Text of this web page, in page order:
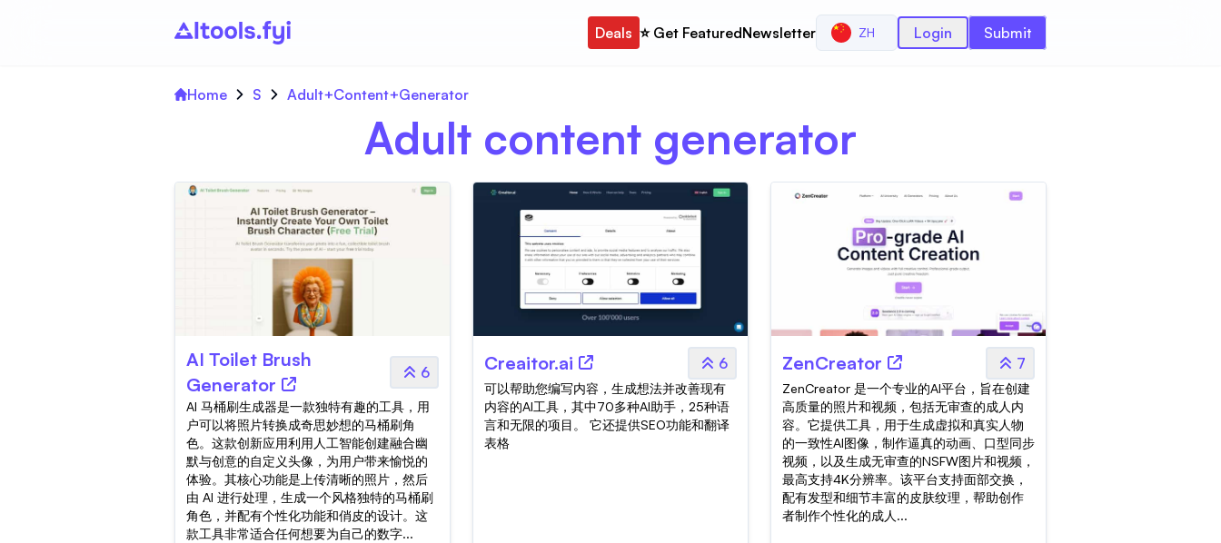
Deals ⭐️ Get FeaturedNewsletter ZH Login Submit
Home S Adult+Content+Generator
Adult content generator
AI Toilet Brush
Generator
6
AI 马桶刷生成器是一款独特有趣的工具，用
户可以将照片转换成奇思妙想的马桶刷角
色。这款创新应用利用人工智能创建融合幽
默与创意的自定义头像，为用户带来愉悦的
体验。其核心功能是上传清晰的照片，然后
由 AI 进行处理，生成一个风格独特的马桶刷
角色，并配有个性化功能和俏皮的设计。这
款工具非常适合任何想要为自己的数字...
Creaitor.ai 6
可以帮助您编写内容，生成想法并改善现有
内容的AI工具，其中70多种AI助手，25种语
言和无限的项目。 它还提供SEO功能和翻译
表格
ZenCreator 7
ZenCreator 是一个专业的AI平台，旨在创建
高质量的照片和视频，包括无审查的成人内
容。它提供工具，用于生成虚拟和真实人物
的一致性AI图像，制作逼真的动画、口型同步
视频，以及生成无审查的NSFW图片和视频，
最高支持4K分辨率。该平台支持面部交换，
配有发型和细节丰富的皮肤纹理，帮助创作
者制作个性化的成人...